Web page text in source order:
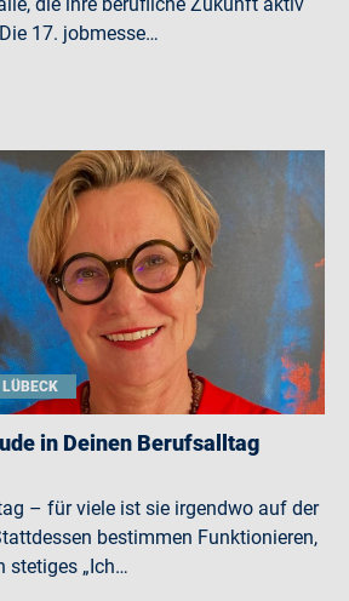
17. jobmesse…
LÜBECK
in Deinen Berufsalltag
– für viele ist sie irgendwo auf der
bestimmen Funktionieren,
stetiges „Ich…